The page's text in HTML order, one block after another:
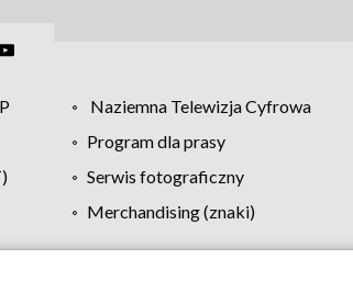
Naziemna Telewizja Cyfrowa
Program dla prasy
Serwis fotograficzny
Merchandising (znaki)